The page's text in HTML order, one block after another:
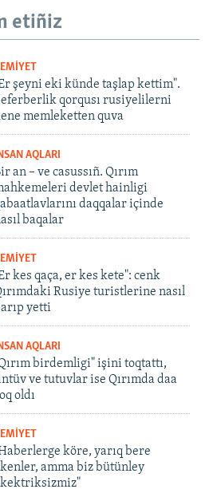
etiñiz
şeyni eki künde taşlap kettim".
qorqusı rusiyelilerni
memleketten quva
AQLARI
an – ve casussıñ. Qırım
devlet hainligi
daqqalar içinde
baqalar
kes qaça, er kes kete": cenk
Rusiye turistlerine nasıl
yetti
AQLARI
birdemligi" işini toqtattı,
ve tutuvlar ise Qırımda daa
oldı
köre, yarıq bere
amma biz bütünley